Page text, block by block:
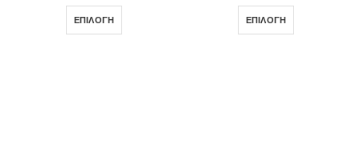
ΕΠΙΛΟΓΉ ΕΠΙΛΟΓΉ